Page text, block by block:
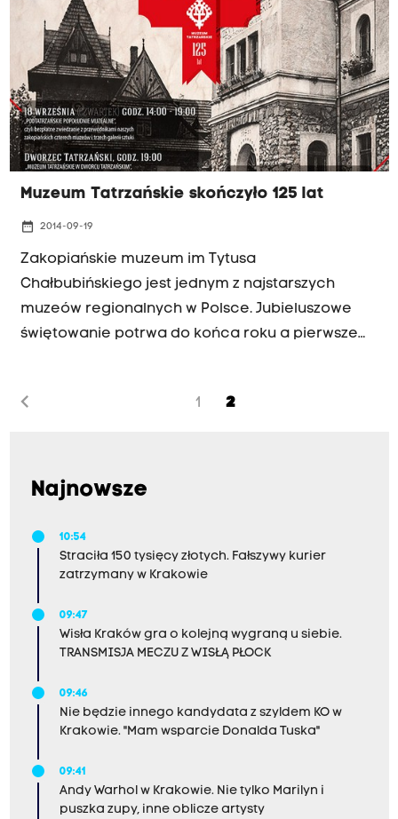
Muzeum Tatrzańskie skończyło 125 lat
date_range 2014-09-19
Zakopiańskie muzeum im Tytusa
Chałbubińskiego jest jednym z najstarszych
muzeów regionalnych w Polsce. Jubieluszowe
świętowanie potrwa do końca roku a pierwsze
chevron_left 1 2
Najnowsze
10:54
Straciła 150 tysięcy złotych. Fałszywy kurier
zatrzymany w Krakowie
09:47
Wisła Kraków gra o kolejną wygraną u siebie.
TRANSMISJA MECZU Z WISŁĄ PŁOCK
09:46
Nie będzie innego kandydata z szyldem KO w
Krakowie. "Mam wsparcie Donalda Tuska"
09:41
Andy Warhol w Krakowie. Nie tylko Marilyn i
puszka zupy, inne oblicze artysty